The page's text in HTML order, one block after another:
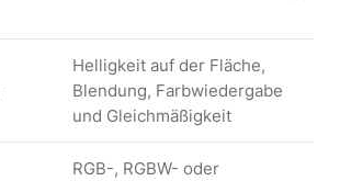
Helligkeit auf der Fläche,
Blendung, Farbwiedergabe
und Gleichmäßigkeit
RGB-, RGBW- oder